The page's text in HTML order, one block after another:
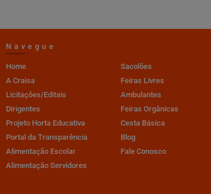
Navegue
Home
A Craisa
Licitações/Editais
Dirigentes
Projeto Horta Educativa
Portal da Transparência
Alimentação Escolar
Alimentação Servidores
Sacolões
Feiras Livres
Ambulantes
Feiras Orgânicas
Cesta Básica
Blog
Fale Conosco